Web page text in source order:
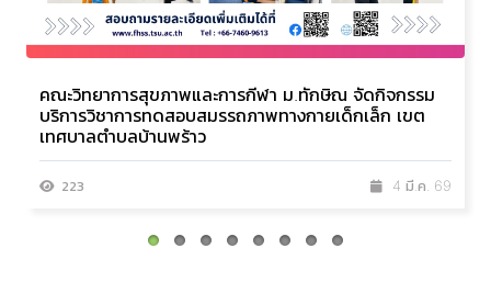
คณะวิทยาการสุขภาพและการกีฬา ม.ทักษิณ จัดกิจกรรม
บริการวิชาการทดสอบสมรรถภาพทางกายเด็กเล็ก เขต
เทศบาลตำบลบ้านพร้าว
223 4 มี.ค. 69